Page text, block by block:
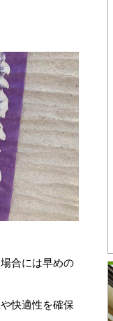
合には早めの
快適性を確保